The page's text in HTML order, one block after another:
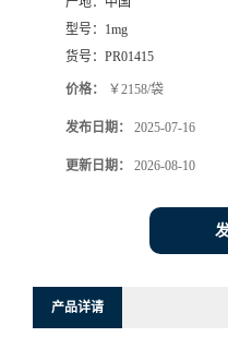
型号： 1mg
货号： PR01415
价格： ￥2158/袋
发布日期： 2025-07-16
更新日期： 2026-08-10
产品详请